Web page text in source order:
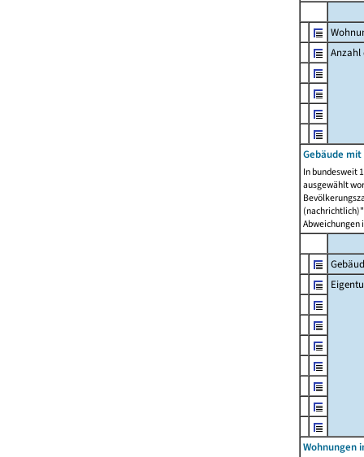
Anzahl
Gebäude
In bundesweit
ausgewählt
Abweichungen
Wohnungen